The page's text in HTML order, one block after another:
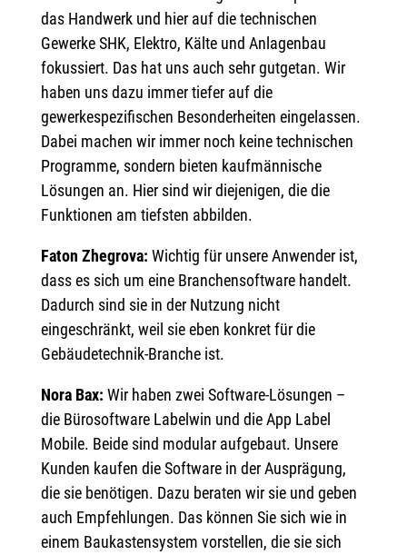
das Handwerk und hier auf die technischen
Gewerke SHK, Elektro, Kälte und Anlagenbau
fokussiert. Das hat uns auch sehr gutgetan. Wir
haben uns dazu immer tiefer auf die
gewerkespezifischen Besonderheiten eingelassen.
Dabei machen wir immer noch keine technischen
Programme, sondern bieten kaufmännische
Lösungen an. Hier sind wir diejenigen, die die
Funktionen am tiefsten abbilden.
Faton Zhegrova: Wichtig für unsere Anwender ist,
dass es sich um eine Branchensoftware handelt.
Dadurch sind sie in der Nutzung nicht
eingeschränkt, weil sie eben konkret für die
Gebäudetechnik-Branche ist.
Nora Bax: Wir haben zwei Software-Lösungen –
die Bürosoftware Labelwin und die App Label
Mobile. Beide sind modular aufgebaut. Unsere
Kunden kaufen die Software in der Ausprägung,
die sie benötigen. Dazu beraten wir sie und geben
auch Empfehlungen. Das können Sie sich wie in
einem Baukastensystem vorstellen, die sie sich